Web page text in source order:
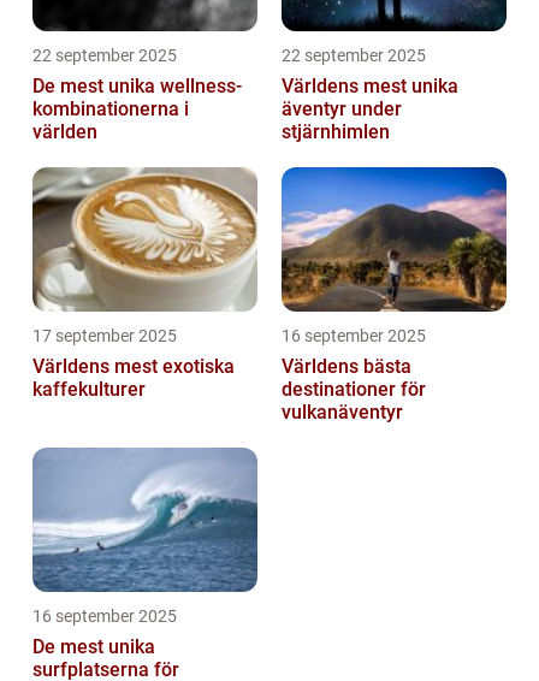
22 september 2025
De mest unika wellness-
kombinationerna i
världen
22 september 2025
Världens mest unika
äventyr under
stjärnhimlen
17 september 2025
Världens mest exotiska
kaffekulturer
16 september 2025
Världens bästa
destinationer för
vulkanäventyr
16 september 2025
De mest unika
surfplatserna för